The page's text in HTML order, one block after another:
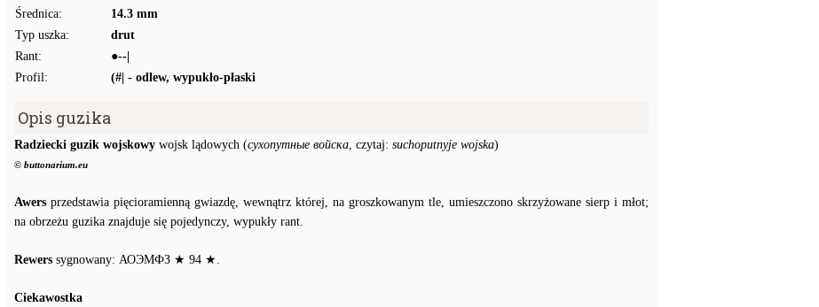
Średnica:
14.3 mm
Typ uszka:
drut
Rant:
●--|
Profil:
(#| - odlew, wypukło-płaski
Opis guzika
Radziecki guzik wojskowy wojsk lądowych (сухопутные войска, czytaj: suchoputnyje wojska)
© buttonarium.eu
Awers przedstawia pięcioramienną gwiazdę, wewnątrz której, na groszkowanym tle, umieszczono skrzyżowane sierp i młot;
na obrzeżu guzika znajduje się pojedynczy, wypukły rant.
Rewers sygnowany: АОЭМФЗ ★ 94 ★.
Ciekawostka